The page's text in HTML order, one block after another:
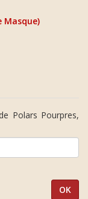
Masque)
Polars Pourpres,